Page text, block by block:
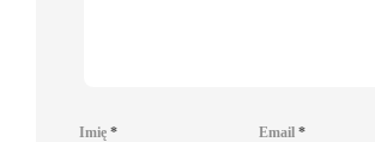
Imię * Email *